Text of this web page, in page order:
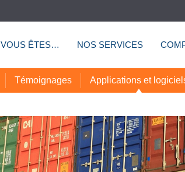
VOUS ÊTES… NOS SERVICES
Témoignages Applications et